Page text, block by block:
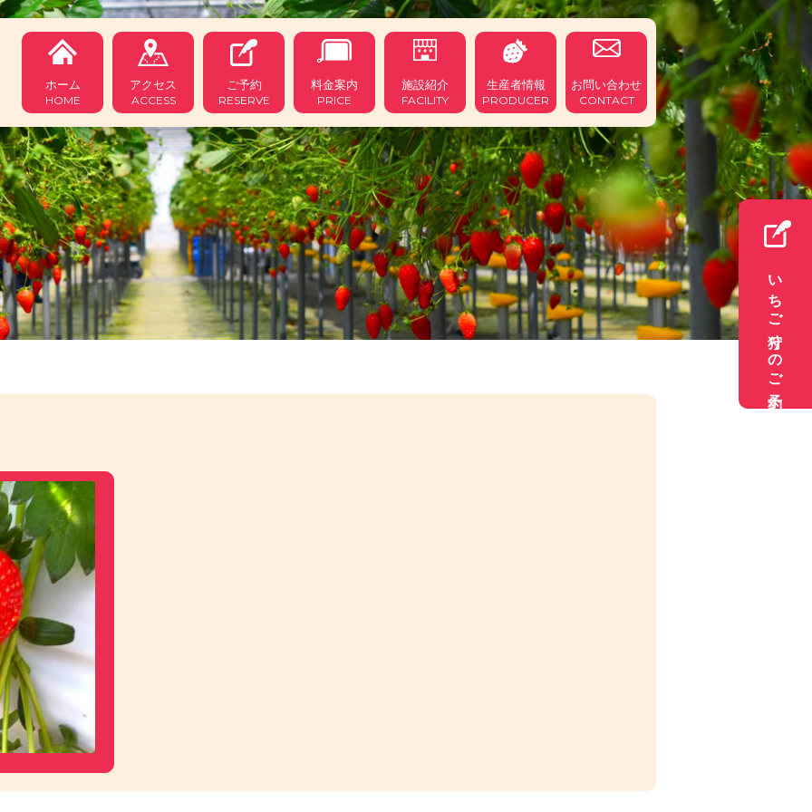
ホーム
HOME
アクセス
ACCESS
ご予約
RESERVE
料金案内
PRICE
施設紹介
FACILITY
生産者情報
PRODUCER
お問い合わせ
CONTACT
いちご狩りのご予約